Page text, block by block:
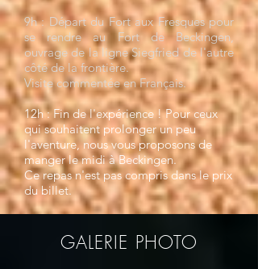
9h : Départ du Fort aux Fresques pour
se rendre au Fort de Beckingen,
ouvrage de la ligne Siegfried de l'autre
côté de la frontière.
Visite commentée en Français.
​12h : Fin de l'expérience ! Pour ceux
qui souhaitent prolonger un peu
l'aventure, nous vous proposons de
manger le midi à Beckingen.
Ce repas n'est pas compris dans le prix
du billet.
GALERIE PHOTO